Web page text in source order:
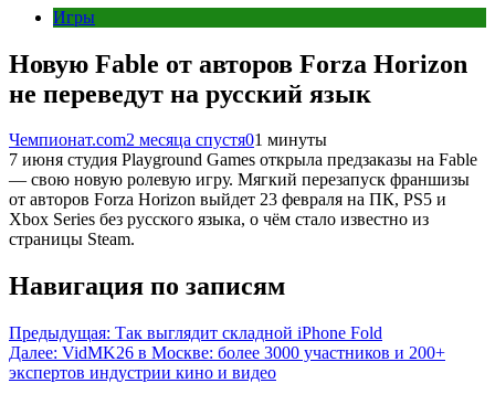
Игры
Новую Fable от авторов Forza Horizon
не переведут на русский язык
Чемпионат.com2 месяца спустя01 минуты
7 июня студия Playground Games открыла предзаказы на Fable
— свою новую ролевую игру. Мягкий перезапуск франшизы
от авторов Forza Horizon выйдет 23 февраля на ПК, PS5 и
Xbox Series без русского языка, о чём стало известно из
страницы Steam.
Навигация по записям
Предыдущая: Так выглядит складной iPhone Fold
Далее: VidMK26 в Москве: более 3000 участников и 200+
экспертов индустрии кино и видео